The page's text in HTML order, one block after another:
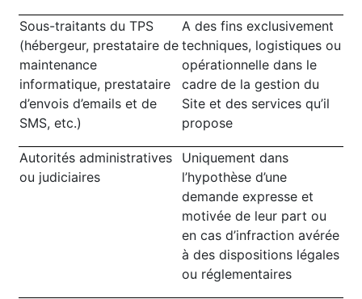
Sous-traitants du TPS
(hébergeur, prestataire de
maintenance
informatique, prestataire
d’envois d’emails et de
SMS, etc.)
A des fins exclusivement
techniques, logistiques ou
opérationnelle dans le
cadre de la gestion du
Site et des services qu’il
propose
Autorités administratives
ou judiciaires
Uniquement dans
l’hypothèse d’une
demande expresse et
motivée de leur part ou
en cas d’infraction avérée
à des dispositions légales
ou réglementaires